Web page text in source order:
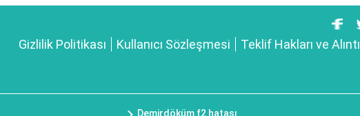
Gizlilik Politikası Kullanıcı Sözleşmesi Teklif Hakları ve Alıntı
Demirdöküm f2 hatası